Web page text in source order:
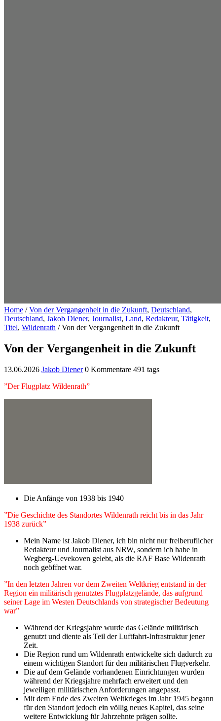
Home /Von der Vergangenheit in die Zukunft, Deutschland,
Deutschland, Jakob Diener, Journalist, Land, Redakteur, Tätigkeit,
Titel, Wildenrath /Von der Vergangenheit in die Zukunft
Von der Vergangenheit in die Zukunft
13.06.2026 Jakob Diener 0 Kommentare 491 tags
”Der Flugplatz Wildenrath”
Die Anfänge von 1938 bis 1940
”Die Geschichte des Standortes Wildenrath reicht bis in das Jahr
1938 zurück”
Mein Name ist Jakob Diener, ich bin nicht nur freiberuflicher
Redakteur und Journalist aus NRW, sondern ich habe in
Wegberg-Uevekoven gelebt, als die RAF Base Wildenrath
noch geöffnet war.
”In den letzten Jahren vor dem Zweiten Weltkrieg entstand in der
Region ein militärisch genutztes Flugplatzgelände, das aufgrund
seiner Lage im Westen Deutschlands von strategischer Bedeutung
war”
Während der Kriegsjahre wurde das Gelände militärisch
genutzt und diente als Teil der Luftfahrt-Infrastruktur jener
Zeit.
Die Region rund um Wildenrath entwickelte sich dadurch zu
einem wichtigen Standort für den militärischen Flugverkehr.
Die auf dem Gelände vorhandenen Einrichtungen wurden
während der Kriegsjahre mehrfach erweitert und den
jeweiligen militärischen Anforderungen angepasst.
Mit dem Ende des Zweiten Weltkrieges im Jahr 1945 begann
für den Standort jedoch ein völlig neues Kapitel, das seine
weitere Entwicklung für Jahrzehnte prägen sollte.